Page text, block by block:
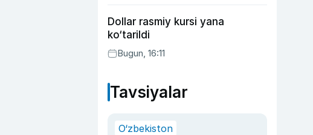
Dollar rasmiy kursi yana
ko‘tarildi
Bugun, 16:11
Tavsiyalar
O‘zbekiston